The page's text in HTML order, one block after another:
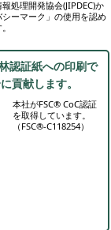
報処理開発協会(JIPDEC)か
シーマーク」の使用を認め
認証紙への印刷で
貢献します。
本社がFSC® CoC認証
を取得しています。
（FSC®-C118254）